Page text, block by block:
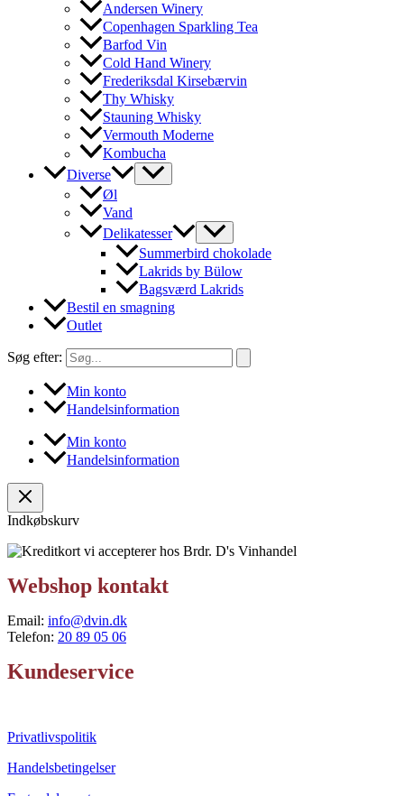
Andersen Winery
Copenhagen Sparkling Tea
Barfod Vin
Cold Hand Winery
Frederiksdal Kirsebærvin
Thy Whisky
Stauning Whisky
Vermouth Moderne
Kombucha
Diverse
Øl
Vand
Delikatesser
Summerbird chokolade
Lakrids by Bülow
Bagsværd Lakrids
Bestil en smagning
Outlet
Søg efter:
Min konto
Handelsinformation
Min konto
Handelsinformation
Indkøbskurv
Webshop kontakt
Email: info@dvin.dk
Telefon: 20 89 05 06
Kundeservice
Privatlivspolitik
Handelsbetingelser